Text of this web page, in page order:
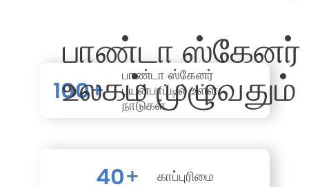
பாண்டா ஸ்கேனர்
உலகம் முழுவதும்
100+
பாண்டா ஸ்கேனர்
பயன்பாட்டில் உள்ள
நாடுகள்
40+ காப்புரிமை